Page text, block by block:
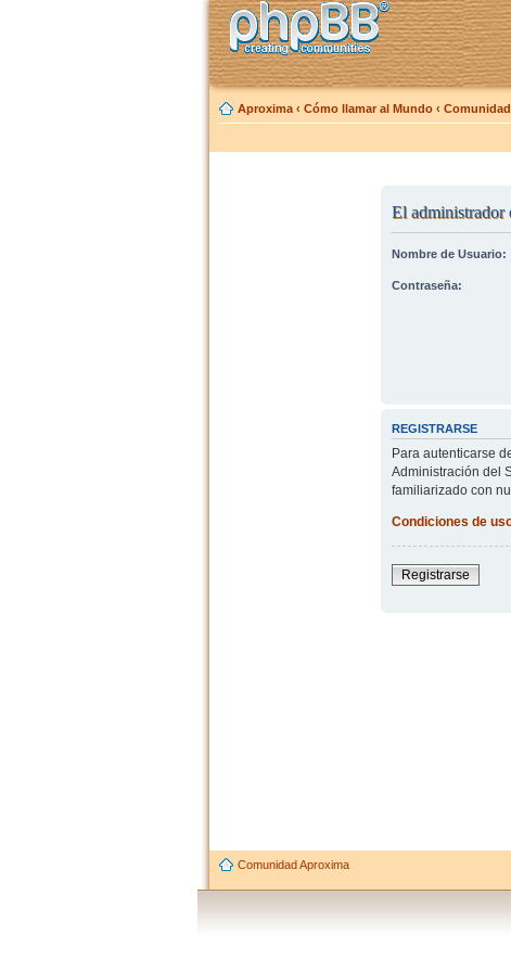
Aproxima ‹ Cómo llamar al Mundo ‹
El administrador
Nombre de Usuario:
Contraseña:
REGISTRARSE
Para autenticarse
Administración del
familiarizado con
Condiciones de
Registrarse
Comunidad Aproxima